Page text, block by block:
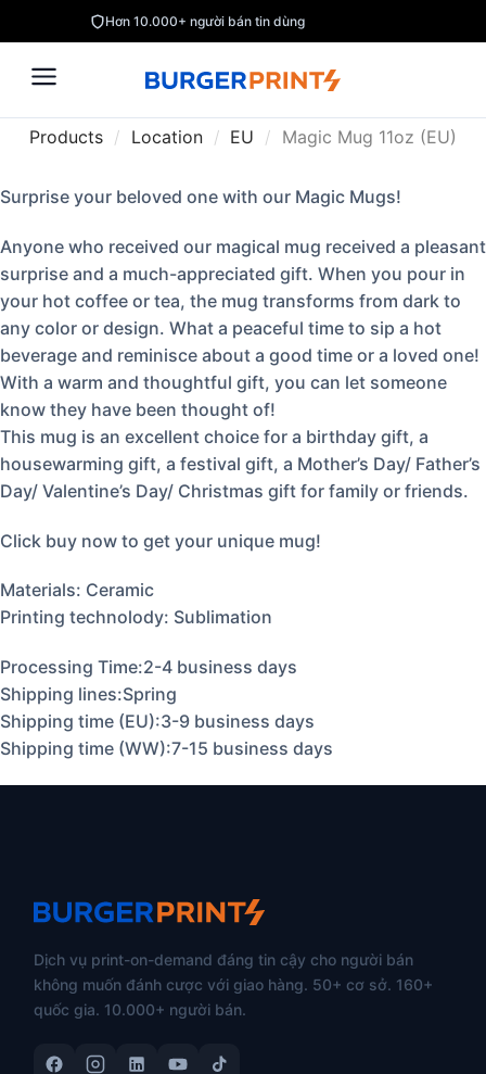
Hơn 10.000+ người bán tin dùng
Products / Location / EU / Magic Mug 11oz (EU)
Surprise your beloved one with our Magic Mugs!
Anyone who received our magical mug received a pleasant
surprise and a much-appreciated gift. When you pour in
your hot coffee or tea, the mug transforms from dark to
any color or design. What a peaceful time to sip a hot
beverage and reminisce about a good time or a loved one!
With a warm and thoughtful gift, you can let someone
know they have been thought of!
This mug is an excellent choice for a birthday gift, a
housewarming gift, a festival gift, a Mother’s Day/ Father’s
Day/ Valentine’s Day/ Christmas gift for family or friends.
Click buy now to get your unique mug!
Materials: Ceramic
Printing technolody: Sublimation
Processing Time:2-4 business days
Shipping lines:Spring
Shipping time (EU):3-9 business days
Shipping time (WW):7-15 business days
Dịch vụ print-on-demand đáng tin cậy cho người bán
không muốn đánh cược với giao hàng. 50+ cơ sở. 160+
quốc gia. 10.000+ người bán.